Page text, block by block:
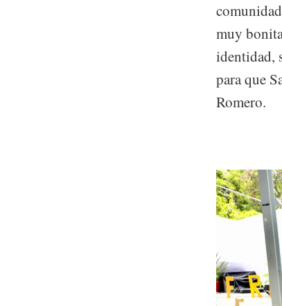
muy
identidad,
para que
Romero.